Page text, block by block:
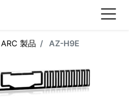
ARC 製品 AZ-H9E